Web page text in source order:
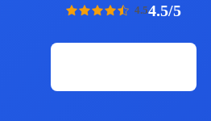
4.54.5/5